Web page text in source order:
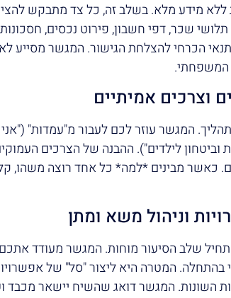
מידע מלא. בשלב זה, כל צד מתבקש
תלושי שכר, דפי חשבון, פירוט נכסים,
הכרחי להצלחת הגישור. המגשר מסייע
המשפחתי.
המגשר עוזר לכם לעבור מ"עמדות"
וביטחון לילדים"). ההבנה של הצרכים
כאשר מבינים *למה* כל אחד רוצה משהו,
שלב הסיעור מוחות. המגשר מעודד אתכם
בהתחלה. המטרה היא ליצור "סל" של
השונות. המגשר דואג שהשיח יישאר מכבד